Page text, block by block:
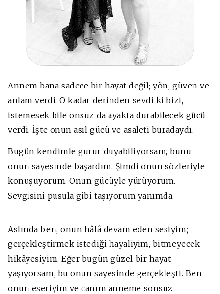
Annem bana sadece bir hayat değil; yön, güven ve
anlam verdi. O kadar derinden sevdi ki bizi,
istemesek bile onsuz da ayakta durabilecek gücü
verdi. İşte onun asıl gücü ve asaleti buradaydı.
Bugün kendimle gurur duyabiliyorsam, bunu
onun sayesinde başardım. Şimdi onun sözleriyle
konuşuyorum. Onun gücüyle yürüyorum.
Sevgisini pusula gibi taşıyorum yanımda.
Aslında ben, onun hâlâ devam eden sesiyim;
gerçekleştirmek istediği hayaliyim, bitmeyecek
hikâyesiyim. Eğer bugün güzel bir hayat
yaşıyorsam, bu onun sayesinde gerçekleşti. Ben
onun eseriyim ve canım anneme sonsuz